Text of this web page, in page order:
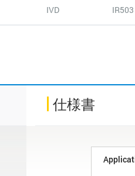
IVD IR503
仕様書